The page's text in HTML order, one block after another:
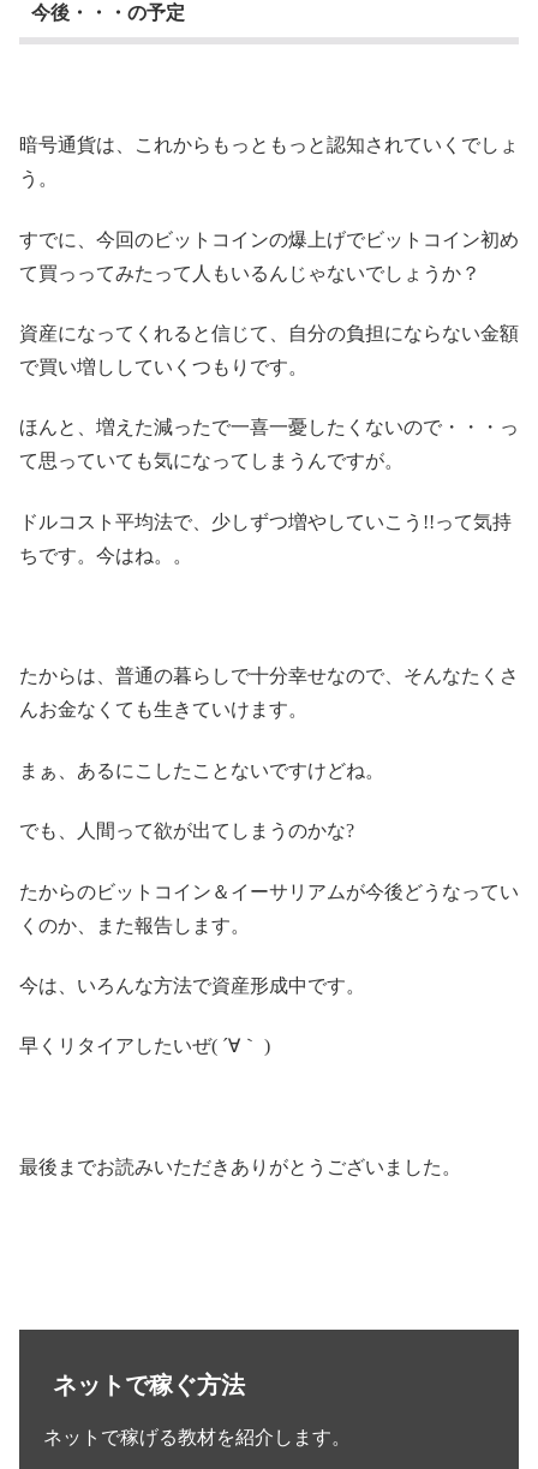
今後・・・の予定
暗号通貨は、これからもっともっと認知されていくでしょ
う。
すでに、今回のビットコインの爆上げでビットコイン初め
て買っってみたって人もいるんじゃないでしょうか？
資産になってくれると信じて、自分の負担にならない金額
で買い増ししていくつもりです。
ほんと、増えた減ったで一喜一憂したくないので・・・っ
て思っていても気になってしまうんですが。
ドルコスト平均法で、少しずつ増やしていこう!!って気持
ちです。今はね。。
たからは、普通の暮らしで十分幸せなので、そんなたくさ
んお金なくても生きていけます。
まぁ、あるにこしたことないですけどね。
でも、人間って欲が出てしまうのかな?
たからのビットコイン＆イーサリアムが今後どうなってい
くのか、また報告します。
今は、いろんな方法で資産形成中です。
早くリタイアしたいぜ( ´∀｀ )
最後までお読みいただきありがとうございました。
ネットで稼ぐ方法
ネットで稼げる教材を紹介します。